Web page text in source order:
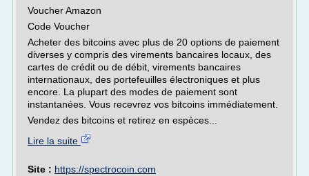
Voucher Amazon
Code Voucher
Acheter des bitcoins avec plus de 20 options de paiement
diverses y compris des virements bancaires locaux, des
cartes de crédit ou de débit, virements bancaires
internationaux, des portefeuilles électroniques et plus
encore. La plupart des modes de paiement sont
instantanées. Vous recevrez vos bitcoins immédiatement.
Vendez des bitcoins et retirez en espèces...
Lire la suite
Site : https://spectrocoin.com